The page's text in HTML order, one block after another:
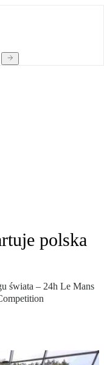
polska
świata – 24h Le Mans